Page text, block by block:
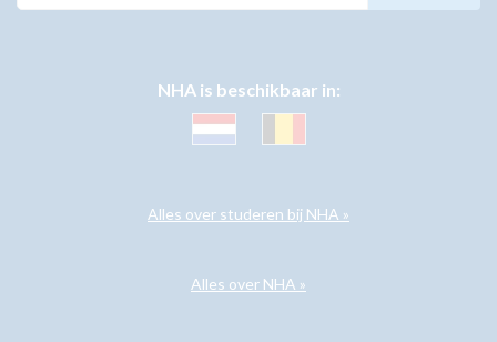
NHA is beschikbaar in:
Alles over studeren bij NHA »
Alles over NHA »